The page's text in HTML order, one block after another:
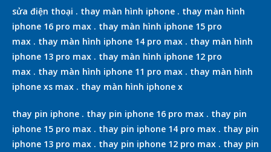
sửa điện thoại . thay màn hình iphone . thay màn hình
iphone 16 pro max . thay màn hình iphone 15 pro
max . thay màn hình iphone 14 pro max . thay màn hình
iphone 13 pro max . thay màn hình iphone 12 pro
max . thay màn hình iphone 11 pro max . thay màn hình
iphone xs max . thay màn hình iphone x
thay pin iphone . thay pin iphone 16 pro max . thay pin
iphone 15 pro max . thay pin iphone 14 pro max . thay pin
iphone 13 pro max . thay pin iphone 12 pro max . thay pin